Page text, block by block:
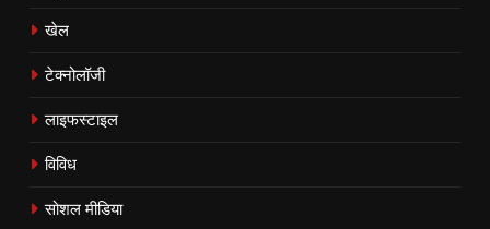
खेल
टेक्नोलॉजी
लाइफस्टाइल
विविध
सोशल मीडिया